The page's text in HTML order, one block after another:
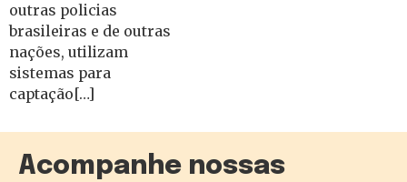
outras policias
brasileiras e de outras
nações, utilizam
sistemas para
captação[…]
Acompanhe nossas